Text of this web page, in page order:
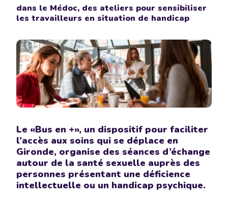
dans le Médoc, des ateliers pour sensibiliser
les travailleurs en situation de handicap
Le «Bus en +», un dispositif pour faciliter
l’accès aux soins qui se déplace en
Gironde, organise des séances d’échange
autour de la santé sexuelle auprès des
personnes présentant une déficience
intellectuelle ou un handicap psychique.